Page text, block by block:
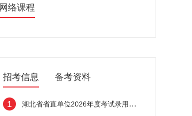
网络课程
招考信息 备考资料
1 湖北省省直单位2026年度考试录用公务员集中